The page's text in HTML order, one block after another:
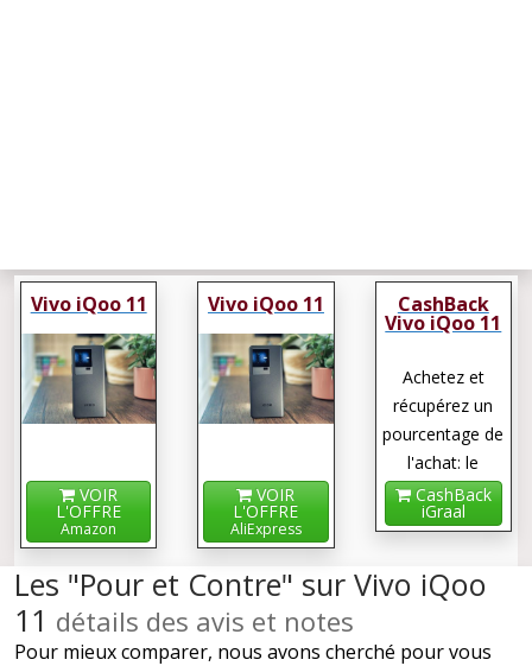
Vivo iQoo 11
VOIR
L'OFFRE
Amazon
Vivo iQoo 11
VOIR
L'OFFRE
AliExpress
CashBack
Vivo iQoo 11
Achetez et
récupérez un
pourcentage de
l'achat: le
cashback !
CashBack
iGraal
Les "Pour et Contre" sur Vivo iQoo
11 détails des avis et notes
Pour mieux comparer, nous avons cherché pour vous